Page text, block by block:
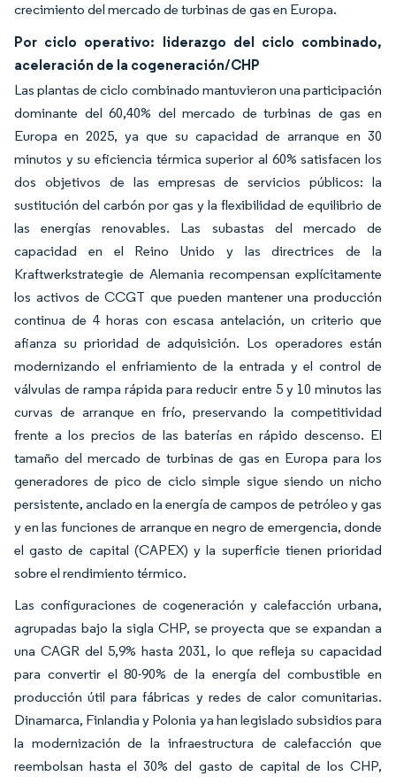
crecimiento del mercado de turbinas de gas en Europa.
Por ciclo operativo: liderazgo del ciclo combinado,
aceleración de la cogeneración/CHP
Las plantas de ciclo combinado mantuvieron una participación
dominante del 60,40% del mercado de turbinas de gas en
Europa en 2025, ya que su capacidad de arranque en 30
minutos y su eficiencia térmica superior al 60% satisfacen los
dos objetivos de las empresas de servicios públicos: la
sustitución del carbón por gas y la flexibilidad de equilibrio de
las energías renovables. Las subastas del mercado de
capacidad en el Reino Unido y las directrices de la
Kraftwerkstrategie de Alemania recompensan explícitamente
los activos de CCGT que pueden mantener una producción
continua de 4 horas con escasa antelación, un criterio que
afianza su prioridad de adquisición. Los operadores están
modernizando el enfriamiento de la entrada y el control de
válvulas de rampa rápida para reducir entre 5 y 10 minutos las
curvas de arranque en frío, preservando la competitividad
frente a los precios de las baterías en rápido descenso. El
tamaño del mercado de turbinas de gas en Europa para los
generadores de pico de ciclo simple sigue siendo un nicho
persistente, anclado en la energía de campos de petróleo y gas
y en las funciones de arranque en negro de emergencia, donde
el gasto de capital (CAPEX) y la superficie tienen prioridad
sobre el rendimiento térmico.
Las configuraciones de cogeneración y calefacción urbana,
agrupadas bajo la sigla CHP, se proyecta que se expandan a
una CAGR del 5,9% hasta 2031, lo que refleja su capacidad
para convertir el 80-90% de la energía del combustible en
producción útil para fábricas y redes de calor comunitarias.
Dinamarca, Finlandia y Polonia ya han legislado subsidios para
la modernización de la infraestructura de calefacción que
reembolsan hasta el 30% del gasto de capital de los CHP,